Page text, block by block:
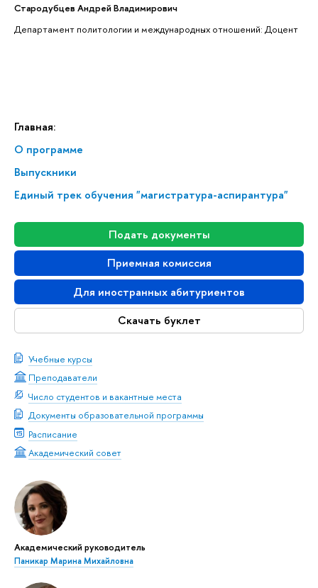
Главная:
О программе
Выпускники
Единый трек обучения "магистратура-аспирантура"
Подать документы
Приемная комиссия
Для иностранных абитуриентов
Скачать буклет
Учебные курсы
Преподаватели
Число студентов и вакантные места
Документы образовательной программы
Расписание
Академический совет
Академический руководитель
Паникар Марина Михайловна
Стародубцев Андрей Владимирович
Департамент политологии и международных отношений: Доцент